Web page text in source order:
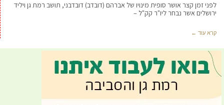
לפני זמן קצר אושר סופית מינויו של אברהם (דובדב) דובדבני, תושב רמת גן ויליד
ירושלים אשר נבחר ליו"ר קק"ל –
קרא עוד ←